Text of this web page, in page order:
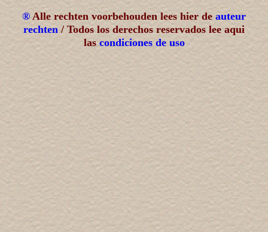
® Alle rechten voorbehouden lees hier de auteur
rechten / Todos los derechos reservados lee aqui
las condiciones de uso